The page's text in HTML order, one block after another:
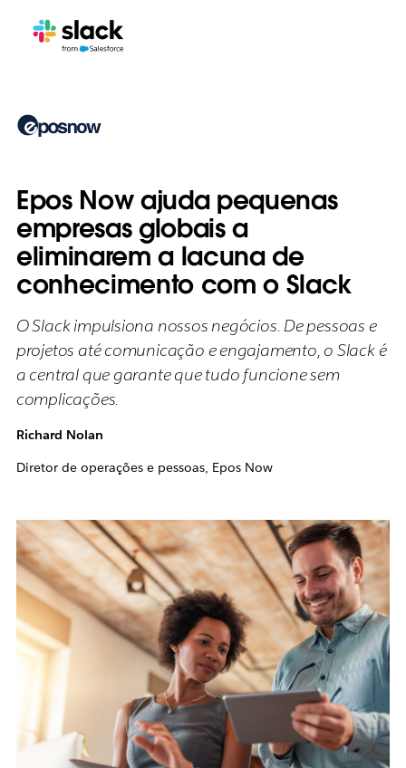
Epos Now ajuda pequenas
empresas globais a
eliminarem a lacuna de
conhecimento com o Slack
O Slack impulsiona nossos negócios. De pessoas e
projetos até comunicação e engajamento, o Slack é
a central que garante que tudo funcione sem
complicações.
Richard Nolan
Diretor de operações e pessoas, Epos Now